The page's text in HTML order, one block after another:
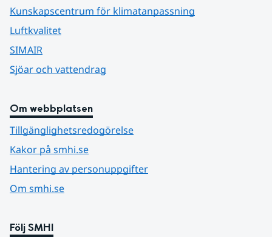
Kunskapscentrum för klimatanpassning
Luftkvalitet
SIMAIR
Sjöar och vattendrag
Om webbplatsen
Tillgänglighetsredogörelse
Kakor på smhi.se
Hantering av personuppgifter
Om smhi.se
Följ SMHI